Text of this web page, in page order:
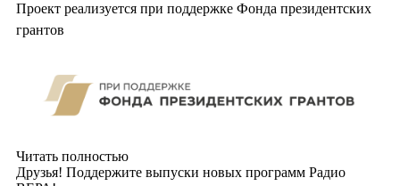
Проект реализуется при поддержке Фонда президентских
грантов
Читать полностью
Друзья! Поддержите выпуски новых программ Радио